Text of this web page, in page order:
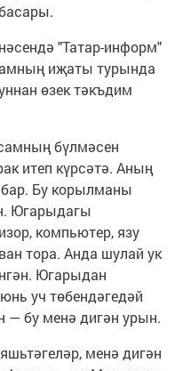
"Татар-информ"
иҗаты турында
өзек тәкъдим
бүлмәсен
итеп күрсәтә. Аның
Бу корылманы
Югарыдагы
компьютер, язу
тора. Анда шулай ук
Югарыдан
уч төбендәгедәй
— бу менә дигән урын.
менә дигән